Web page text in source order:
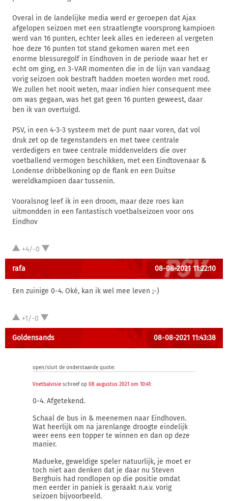
Overal in de landelijke media werd er geroepen dat Ajax
afgelopen seizoen met een straatlengte voorsprong kampioen
werd van 16 punten, echter leek alles en iedereen al vergeten
hoe deze 16 punten tot stand gekomen waren met een
enorme blessuregolf in Eindhoven in de periode waar het er
echt om ging, en 3-VAR momenten die in de lijn van vandaag
vorig seizoen ook bestraft hadden moeten worden met rood.
We zullen het nooit weten, maar indien hier consequent mee
om was gegaan, was het gat geen 16 punten geweest, daar
ben ik van overtuigd.
PSV, in een 4-3-3 systeem met de punt naar voren, dat vol
druk zet op de tegenstanders en met twee centrale
verdedigers en twee centrale middenvelders die over
voetballend vermogen beschikken, met een Eindtovenaar &
Londense dribbelkoning op de flank en een Duitse
wereldkampioen daar tussenin.
Vooralsnog leef ik in een droom, maar deze roes kan
uitmondden in een fantastisch voetbalseizoen voor ons
Eindhov
+4/-0
rafa 08-08-2021 11:22:10
Een zuinige 0-4. Oké, kan ik wel mee leven ;-)
+1/-0
Goldensands 08-08-2021 11:43:38
open/sluit de onderstaande quote:
Voetbalvisie schreef op 08 augustus 2021 om 10:41:
0-4. Afgetekend.
Schaal de bus in & meenemen naar Eindhoven.
Wat heerlijk om na jarenlange droogte eindelijk
weer eens een topper te winnen en dan op deze
manier.
Madueke, geweldige speler natuurlijk, je moet er
toch niet aan denken dat je daar nu Steven
Berghuis had rondlopen op die positie omdat
men eerder in paniek is geraakt n.a.v. vorig
seizoen bijvoorbeeld.